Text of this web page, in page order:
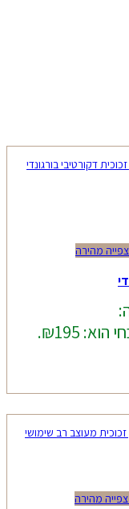
צפייה מהירה
₪195.
צפייה מהירה